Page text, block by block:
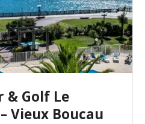
& Golf Le
Vieux Boucau